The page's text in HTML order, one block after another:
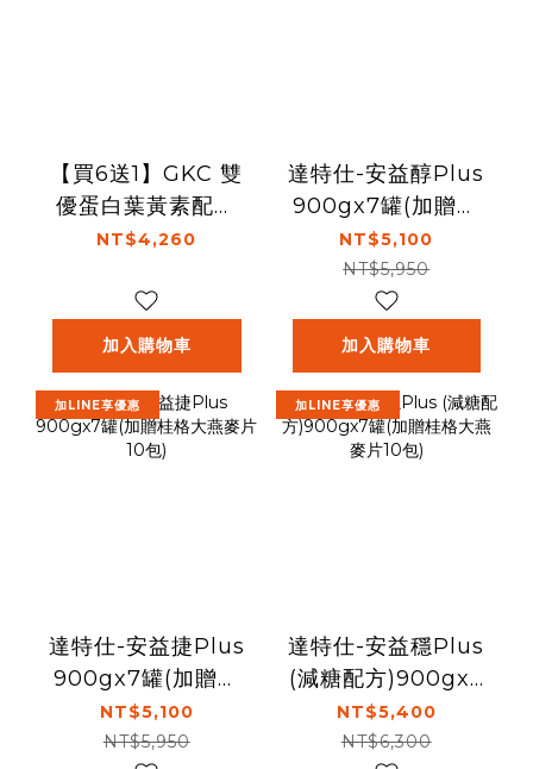
【買6送1】GKC 雙
優蛋白葉黃素配方
750g/罐
NT$4,260
加入購物車
達特仕-安益醇Plus
900gx7罐(加贈桂
格大燕麥片10包)
NT$5,100
NT$5,950
加入購物車
加LINE享優惠
達特仕-安益捷Plus
900gx7罐(加贈桂
格大燕麥片10包)
NT$5,100
NT$5,950
加LINE享優惠
達特仕-安益穩Plus
(減糖配方)900gx7
罐(加贈桂格大燕麥
片10包)
NT$5,400
NT$6,300